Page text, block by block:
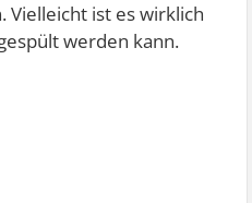
Vielleicht ist es wirklich
werden kann.